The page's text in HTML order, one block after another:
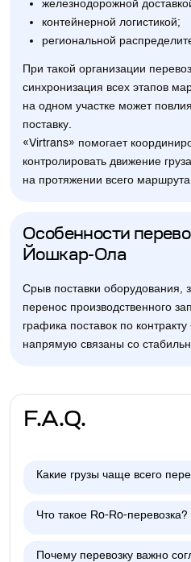
железнодорожной
контейнерной логистикой;
региональной
При такой организации
синхронизация всех этапов
на одном участке может
поставку.
«Virtrans» помогает
контролировать движение
на протяжении всего
Особенности
Йошкар-Ола
Срыв поставки оборудования,
перенос производственного
графика поставок по
напрямую связаны со
F.A.Q.
Какие грузы чаще всего
Что такое Ro-Ro-перевозка?
Почему перевозку важно